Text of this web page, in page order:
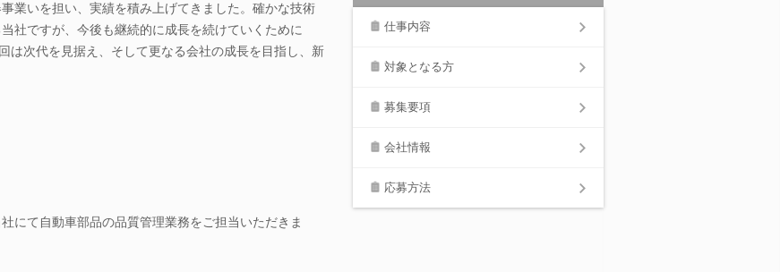
業いを担い、実績を積み上げてきました。確かな技術
社ですが、今後も継続的に成長を続けていくために
は次代を見据え、そして更なる会社の成長を目指し、新
にて自動車部品の品質管理業務をご担当いただきま
仕事内容
対象となる方
募集要項
会社情報
応募方法